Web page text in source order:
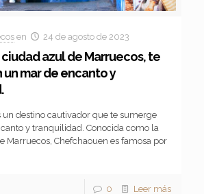
en 24 de agosto de 2023
azul de Marruecos, te
mar de encanto y
un destino cautivador que te sumerge
y tranquilidad. Conocida como la
Marruecos, Chefchaouen es famosa por
0 Leer más